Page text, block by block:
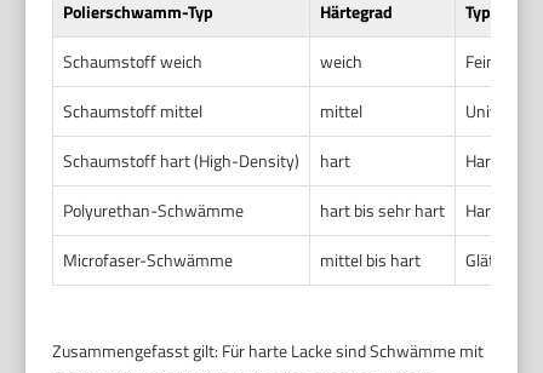
Polierschwamm-Typ Härtegrad
Typische
Schaumstoff weich
weich
Schaumstoff mittel
mittel
Schaumstoff hart (High-Density)
hart
Harte
Polyurethan-Schwämme
hart bis sehr hart
Harte und
Microfaser-Schwämme
mittel bis hart Glätten,
Zusammengefasst gilt: Für harte Lacke sind Schwämme mit